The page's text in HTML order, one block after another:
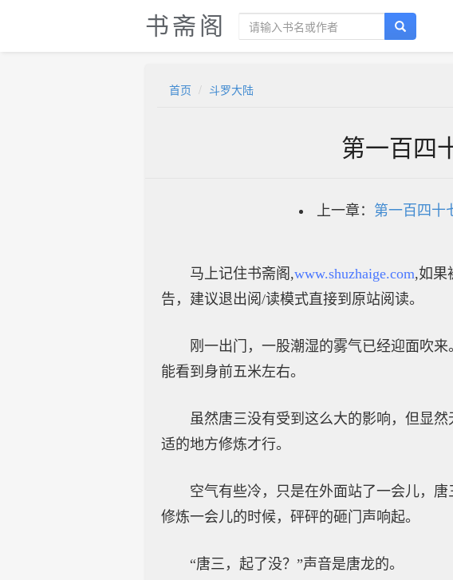
书斋阁
首页 斗罗大陆
第一百四
上一章： 第一百四十
马上记住书斋阁,www.shuzhaige.com,如果
告，建议退出阅/读模式直接到原站阅读。
刚一出门，一股潮湿的雾气已经迎面吹
能看到身前五米左右。
虽然唐三没有受到这么大的影响，但显
适的地方修炼才行。
空气有些冷，只是在外面站了一会儿，
修炼一会儿的时候，砰砰的砸门声响起。
“唐三，起了没？”声音是唐龙的。